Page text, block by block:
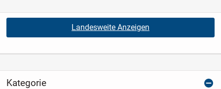
Landesweite Anzeigen
Kategorie